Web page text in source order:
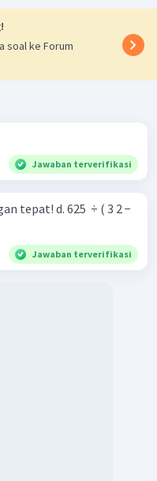
soal ke Forum
Jawaban terverifikasi
÷ ( 3 2 −
Jawaban terverifikasi